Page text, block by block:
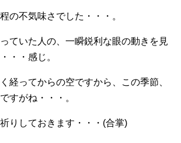
の不気味さでした・・・。
ていた人の、一瞬鋭利な眼の動きを見
・・感じ。
経ってからの空ですから、この季節、
すがね・・・。
りしておきます・・・(合掌)